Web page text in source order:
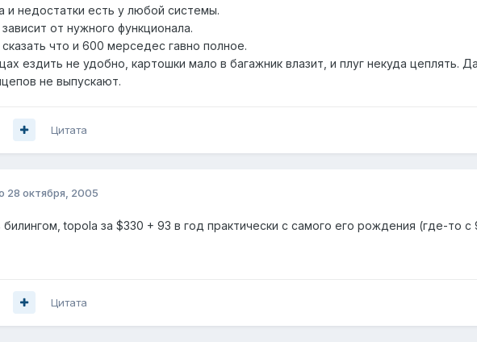
и недостатки есть у любой системы.
от нужного функционала.
что и 600 мерседес гавно полное.
ездить не удобно, картошки мало в багажник влазит, и плуг некуда цеплять.
не выпускают.
Цитата
28 октября, 2005
topola за $330 + 93 в год практически с самого его рождения (где-то с
Цитата